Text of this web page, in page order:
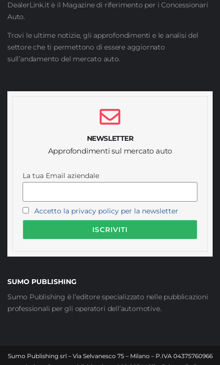
DealerLink.it è il Magazine di riferimento per i Concessionari
Auto.
Trovi le ultime notizie, gli approfondimenti e le analisi del
settore che ti permettono di essere aggiornato
sull’andamento del mercato auto.
NEWSLETTER
Approfondimenti sul mercato auto
La tua Email aziendale
Accetto la privacy policy per la newsletter
SUMO PUBLISHING
Sumo Publishing è l’editore specializzato nelle pubblicazioni
professionali per gli operatori dell’automotive.
Sumo Publishing srl – Via Selvanesco 75 – Milano – P.IVA 04375760966